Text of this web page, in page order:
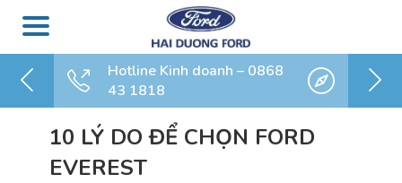
Hotline Kinh doanh – 0868
43 1818
10 LÝ DO ĐỂ CHỌN FORD
EVEREST